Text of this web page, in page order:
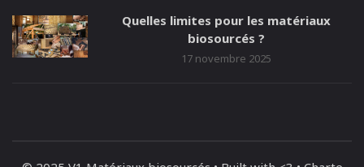
Quelles limites pour les matériaux
biosourcés ?
17 novembre 2025